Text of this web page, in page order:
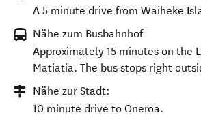
A 5 minute drive from Waiheke
Nähe zum Busbahnhof
Approximately 15 minutes on the
Matiatia. The bus stops right
Nähe zur Stadt:
10 minute drive to Oneroa.